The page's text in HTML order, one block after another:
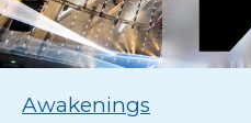
Awakenings